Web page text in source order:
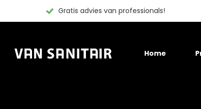
Gratis advies van professionals!
Home